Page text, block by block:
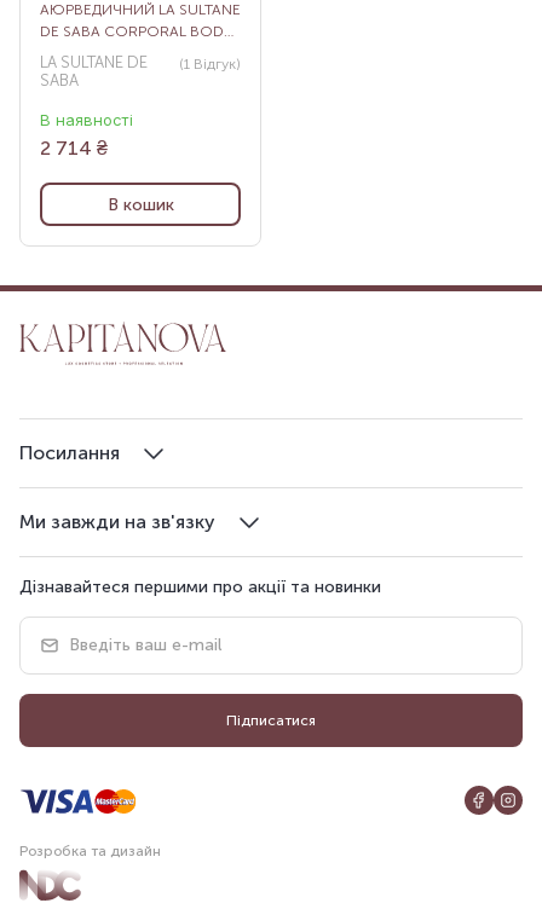
АЮРВЕДИЧНИЙ LA SULTANE
DE SABA CORPORAL BODY
BALM AYURVEDIQUE, 300
МЛ
LA SULTANE DE
SABA
(1 Відгук)
В наявності
2 714 ₴
В кошик
Ми завжди на зв'язку
Посилання
Дізнавайтеся першими про акції та новинки
Підписатися
Розробка та дизайн